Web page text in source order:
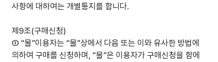
사항에 대하여는 개별통지를 합니다.
제9조(구매신청)
① “몰”이용자는 “몰”상에서 다음 또는 이와 유사한 방법에
의하여 구매를 신청하며, “몰”은 이용자가 구매신청을 함에